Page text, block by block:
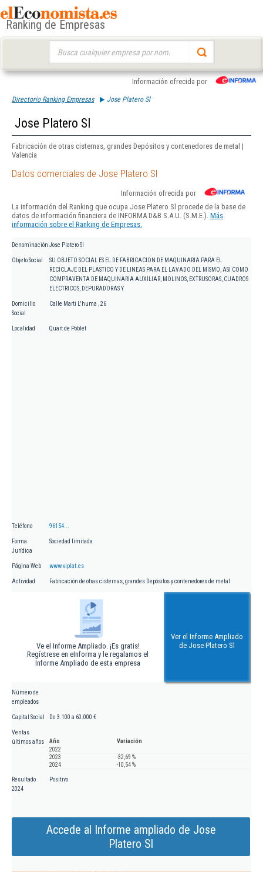
Ranking de Empresas
Información ofrecida por
Directorio Ranking Empresas Jose Platero Sl
Jose Platero Sl
Fabricación de otras cisternas, grandes Depósitos y contenedores de metal |
Valencia
Datos comerciales de Jose Platero Sl
Información ofrecida por
La información del Ranking que ocupa Jose Platero Sl procede de la base de
datos de información financiera de INFORMA D&B S.A.U. (S.M.E.). Más
información sobre el Ranking de Empresas.
Denominación Jose Platero Sl
Objeto Social
SU OBJETO SOCIAL ES EL DE FABRICACION DE MAQUINARIA PARA EL
RECICLAJE DEL PLASTICO Y DE LINEAS PARA EL LAVADO DEL MISMO, ASI COMO
COMPRAVENTA DE MAQUINARIA AUXILIAR, MOLINOS, EXTRUSORAS, CUADROS
ELECTRICOS, DEPURADORAS Y
Domicilio
Social
Calle Marti L'huma , 26
Localidad Quart de Poblet
Teléfono 96154...
Forma
Jurídica
Sociedad limitada
Página Web www.viplat.es
Actividad Fabricación de otras cisternas, grandes Depósitos y contenedores de metal
Ve el Informe Ampliado. ¡Es gratis!
Regístrese en eInforma y le regalamos el
Informe Ampliado de esta empresa
Ver el Informe Ampliado
de Jose Platero Sl
Número de
empleados
Capital Social De 3.100 a 60.000 €
Ventas
últimos años
Año
Variación
2022
2023
-32,69 %
2024
-10,54 %
Resultado
2024
Positivo
Accede al Informe ampliado de Jose
Platero Sl